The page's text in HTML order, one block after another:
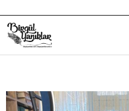
Eğitim Yazılarım